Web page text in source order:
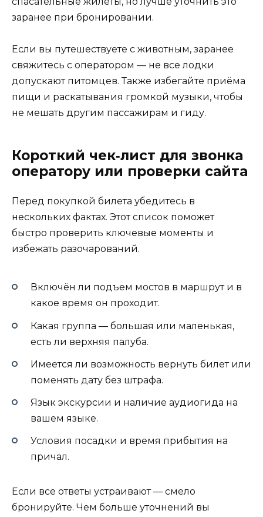
заранее при бронировании.
Если вы путешествуете с животным, заранее
свяжитесь с оператором — не все лодки
допускают питомцев. Также избегайте приёма
пищи и раскатывания громкой музыки, чтобы
не мешать другим пассажирам и гиду.
Короткий чек‑лист для звонка
оператору или проверки сайта
Перед покупкой билета убедитесь в
нескольких фактах. Этот список поможет
быстро проверить ключевые моменты и
избежать разочарований.
Включён ли подъем мостов в маршрут и в
какое время он проходит.
Какая группа — большая или маленькая,
есть ли верхняя палуба.
Имеется ли возможность вернуть билет или
поменять дату без штрафа.
Язык экскурсии и наличие аудиогида на
вашем языке.
Условия посадки и время прибытия на
причал.
Если все ответы устраивают — смело
бронируйте. Чем больше уточнений вы